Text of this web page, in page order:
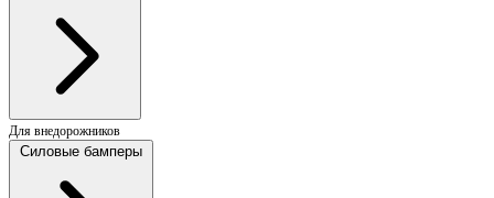
Для внедорожников
Силовые бамперы